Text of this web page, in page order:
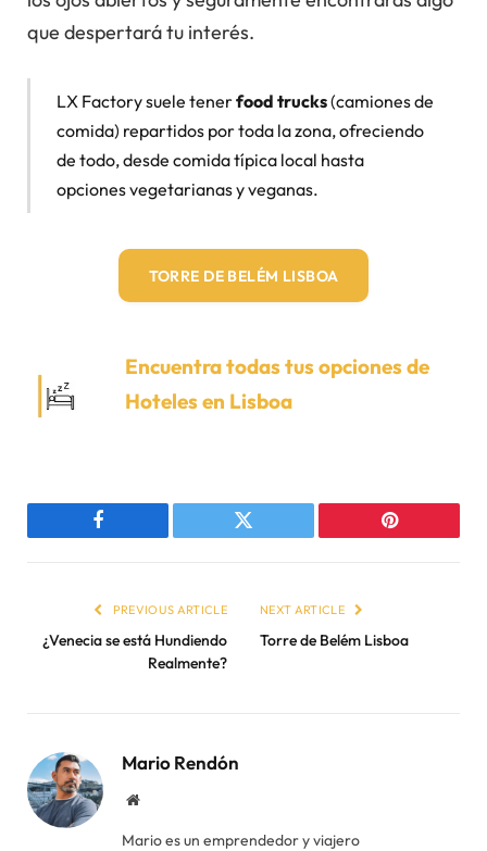
que despertará tu interés.
LX Factory suele tenerfood trucks(camiones de
comida) repartidos por toda la zona, ofreciendo
de todo, desde comida típica local hasta
opciones vegetarianas y veganas.
TORRE DE BELÉM LISBOA
Encuentra todas tus opciones de
Hoteles en Lisboa
Facebook Twitter Pinterest
PREVIOUS ARTICLE
¿Venecia se está Hundiendo
Realmente?
NEXT ARTICLE
Torre de Belém Lisboa
Mario Rendón
Website
Mario es un emprendedor y viajero